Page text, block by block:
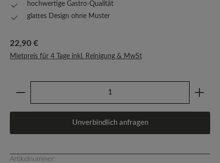
hochwertige Gastro-Qualität
glattes Design ohne Muster
Regulärer Preis:
22,90 €
Mietpreis für 4 Tage inkl. Reinigung & MwSt
Produkt Anzahl: Gib den gewünschten Wert ein
Unverbindlich anfragen
Artikelnummer: